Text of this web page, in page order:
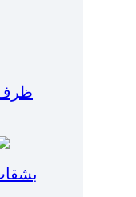
ظرف
بشقاب